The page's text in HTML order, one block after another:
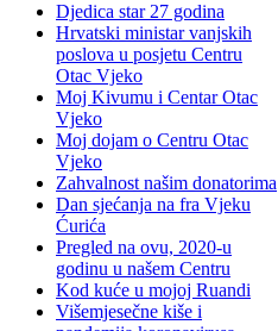
Djedica star 27 godina
Hrvatski ministar vanjskih
poslova u posjetu Centru
Otac Vjeko
Moj Kivumu i Centar Otac
Vjeko
Moj dojam o Centru Otac
Vjeko
Zahvalnost našim donatorima
Dan sjećanja na fra Vjeku
Ćurića
Pregled na ovu, 2020-u
godinu u našem Centru
Kod kuće u mojoj Ruandi
Višemjesečne kiše i